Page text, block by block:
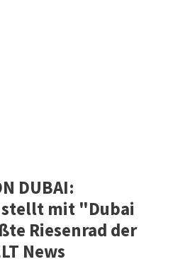
DUBAI:
mit "Dubai
Riesenrad der
News